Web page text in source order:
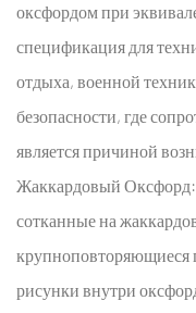
оксфордом при
спецификация для
отдыха, военной
безопасности, где
является причиной
Жаккардовый Оксфорд:
сотканные на
крупноповторяющиеся
рисунки внутри